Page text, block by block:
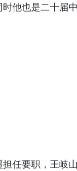
他也是二十届中
任要职，王岐